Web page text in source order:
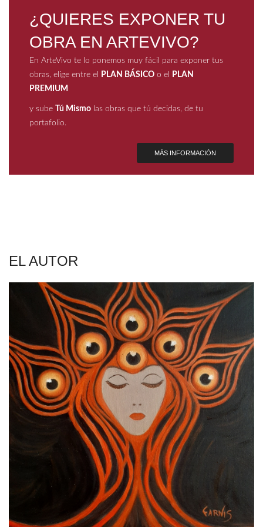
¿QUIERES EXPONER TU
OBRA EN ARTEVIVO?
En ArteVivo te lo ponemos muy fácil para exponer tus
obras, elige entre el
PLAN BÁSICO o el
PLAN
PREMIUM
y sube Tú Mismo las obras que tú decidas, de tu
portafolio.
MÁS INFORMACIÓN
EL AUTOR